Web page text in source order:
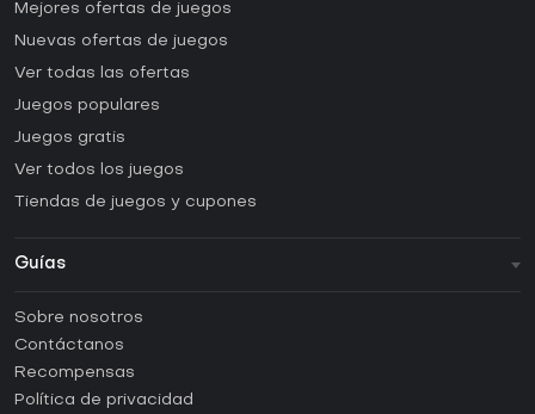
Mejores ofertas de juegos
Nuevas ofertas de juegos
Ver todas las ofertas
Juegos populares
Juegos gratis
Ver todos los juegos
Tiendas de juegos y cupones
Guías
Guías y tutoriales
¿Cómo activar una CD Key de Steam?
¿Cómo activar una CD Key de Epic Games?
Sobre nosotros
Contáctanos
Recompensas
Política de privacidad